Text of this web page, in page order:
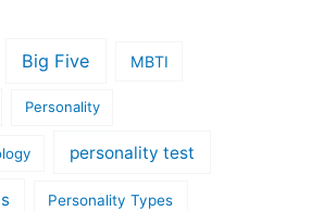
Big Five MBTI
Personality
personality test
Personality Types